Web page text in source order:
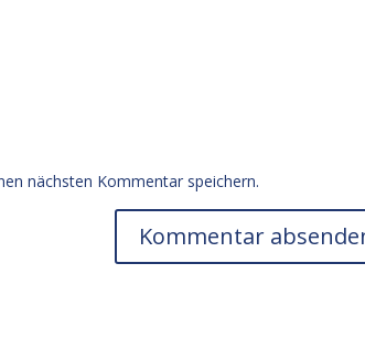
nächsten Kommentar speichern.